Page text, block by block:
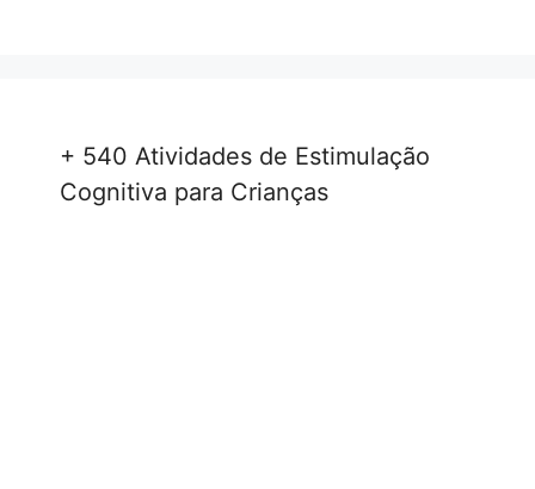
+ 540 Atividades de Estimulação
Cognitiva para Crianças